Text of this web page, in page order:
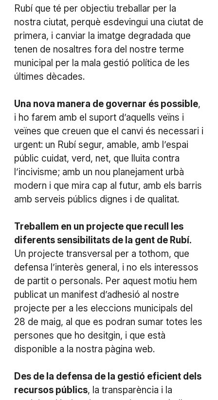
Rubí que té per objectiu treballar per la
nostra ciutat, perquè esdevingui una ciutat de
primera, i canviar la imatge degradada que
tenen de nosaltres fora del nostre terme
municipal per la mala gestió política de les
últimes dècades.
Una nova manera de governar és possible,
i ho farem amb el suport d’aquells veïns i
veïnes que creuen que el canvi és necessari i
urgent: un Rubí segur, amable, amb l’espai
públic cuidat, verd, net, que lluita contra
l’incivisme; amb un nou planejament urbà
modern i que mira cap al futur, amb els barris
amb serveis públics dignes i de qualitat.
Treballem en un projecte que recull les
diferents sensibilitats de la gent de Rubí.
Un projecte transversal per a tothom, que
defensa l’interès general, i no els interessos
de partit o personals. Per aquest motiu hem
publicat un manifest d’adhesió al nostre
projecte per a les eleccions municipals del
28 de maig, al que es podran sumar totes les
persones que ho desitgin, i que està
disponible a la nostra pàgina web.
Des de la defensa de la gestió eficient dels
recursos públics, la transparència i la